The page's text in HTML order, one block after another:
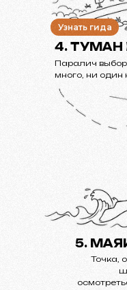
Точка,
5.
Паралич
много, ни один
4. ТУМАН
Узнать гида